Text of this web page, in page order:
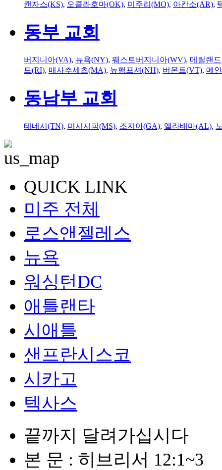
캔자스(KS), 오클라호마(OK), 미주리(MO), 아칸소(AR),
동부 교회
버지니아(VA), 뉴욕(NY), 웨스트버지니아(WV), 메릴랜
드(RI), 매사추세츠(MA), 뉴햄프셔(NH), 버몬트(VT), 메
동남부 교회
테네시(TN), 미시시피(MS), 조지아(GA), 앨라배마(AL),
QUICK LINK
미주 전체
로스앤젤레스
뉴욕
워싱턴DC
애틀랜타
시애틀
샌프란시스코
시카고
텍사스
끝까지 달려가십시다
본 문 : 히브리서 12:1~3